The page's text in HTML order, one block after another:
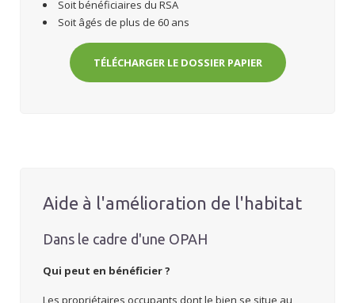
Soit bénéficiaires du RSA
Soit âgés de plus de 60 ans
TÉLÉCHARGER LE DOSSIER PAPIER
Aide à l'amélioration de l'habitat
Dans le cadre d'une OPAH
Qui peut en bénéficier?
Les propriétaires occupants dont le bien se situe au